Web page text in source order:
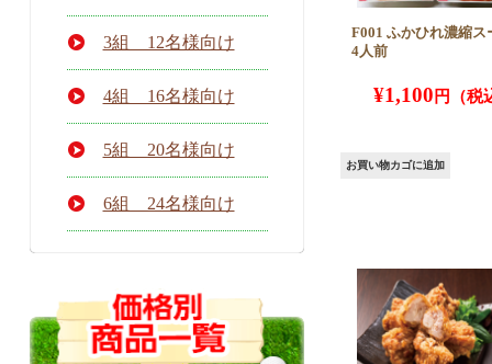
3組 12名様向け
4組 16名様向け
5組 20名様向け
6組 24名様向け
F001 ふかひれ濃縮ス
4人前
¥1,100
お買い物カゴに追加